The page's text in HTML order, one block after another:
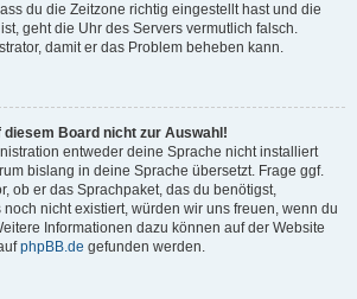
du die Zeitzone richtig eingestellt hast und die
geht die Uhr des Servers vermutlich falsch.
damit er das Problem beheben kann.
diesem Board nicht zur Auswahl!
entweder deine Sprache nicht installiert
bislang in deine Sprache übersetzt. Frage ggf.
ob er das Sprachpaket, das du benötigst,
nicht existiert, würden wir uns freuen, wenn du
Informationen dazu können auf der Website
phpBB.de gefunden werden.